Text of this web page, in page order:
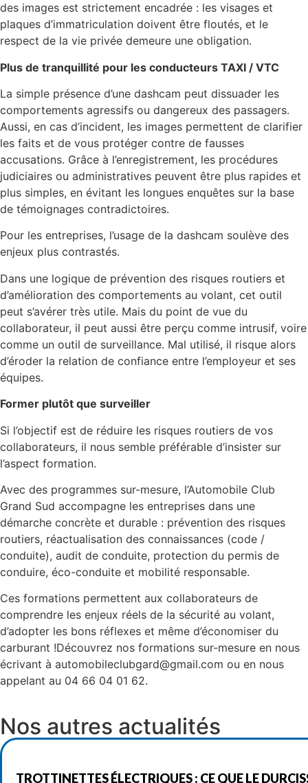
des images est strictement encadrée : les visages et
plaques d’immatriculation doivent être floutés, et le
respect de la vie privée demeure une obligation.
Plus de tranquillité pour les conducteurs TAXI / VTC
La simple présence d’une dashcam peut dissuader les
comportements agressifs ou dangereux des passagers.
Aussi, en cas d’incident, les images permettent de clarifier
les faits et de vous protéger contre de fausses
accusations. Grâce à l’enregistrement, les procédures
judiciaires ou administratives peuvent être plus rapides et
plus simples, en évitant les longues enquêtes sur la base
de témoignages contradictoires.
Pour les entreprises, l’usage de la dashcam soulève des
enjeux plus contrastés.
Dans une logique de prévention des risques routiers et
d’amélioration des comportements au volant, cet outil
peut s’avérer très utile. Mais du point de vue du
collaborateur, il peut aussi être perçu comme intrusif, voire
comme un outil de surveillance. Mal utilisé, il risque alors
d’éroder la relation de confiance entre l’employeur et ses
équipes.
Former plutôt que surveiller
Si l’objectif est de réduire les risques routiers de vos
collaborateurs, il nous semble préférable d’insister sur
l’aspect formation.
Avec des programmes sur-mesure, l’Automobile Club
Grand Sud accompagne les entreprises dans une
démarche concrète et durable : prévention des risques
routiers, réactualisation des connaissances (code /
conduite), audit de conduite, protection du permis de
conduire, éco-conduite et mobilité responsable.
Ces formations permettent aux collaborateurs de
comprendre les enjeux réels de la sécurité au volant,
d’adopter les bons réflexes et même d’économiser du
carburant !Découvrez nos formations sur-mesure en nous
écrivant à automobileclubgard@gmail.com ou en nous
appelant au 04 66 04 01 62.
Nos autres actualités
TROTTINETTES ÉLECTRIQUES : CE QUE LE